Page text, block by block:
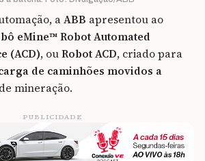
aABB apresentou ao
eMine™ Robot Automated
(ACD), ouRobot ACD, criado para
de caminhões movidos a
mineração.
PUBLICIDADE